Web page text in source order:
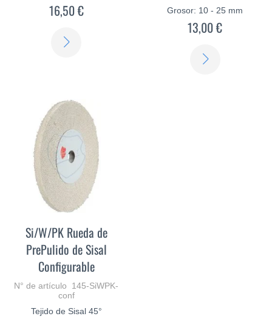
16,50 €
Grosor: 10 - 25 mm
13,00 €
Si/W/PK Rueda de
PrePulido de Sisal
Configurable
N° de artículo 145-SiWPK-
conf
Tejido de Sisal 45°